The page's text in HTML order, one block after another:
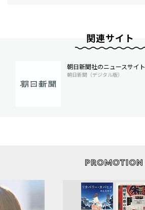
関連サイト
朝日新聞社のニュースサイト
朝日新聞（デジタル版）